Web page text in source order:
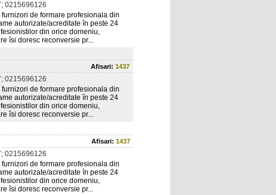
0215696126
de formare profesionala din
autorizate/acreditate în peste 24
din orice domeniu,
îsi doresc reconversie pr...
Afisari: 1437
0215696126
de formare profesionala din
autorizate/acreditate în peste 24
din orice domeniu,
îsi doresc reconversie pr...
Afisari: 1437
0215696126
de formare profesionala din
autorizate/acreditate în peste 24
din orice domeniu,
îsi doresc reconversie pr...